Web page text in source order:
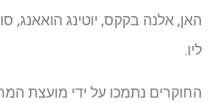
האן, אלנה בקקס, יוטינג הואאנג,
ליו.
החוקרים נתמכו על ידי מועצת